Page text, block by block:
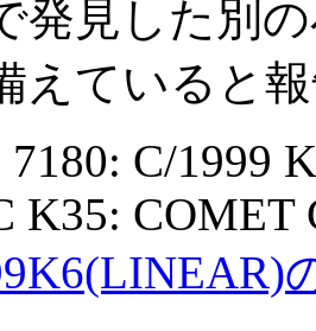
発見した別
えていると
C/1999
K35: